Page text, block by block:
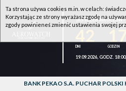
1KS ŚLĘZA WROCŁAW
19.09.2026, GODZ.
BANK PEKAO S.A. PUCHAR POLSKI
Ta strona używa cookies m.in. w celach:
Korzystając ze strony wyrażasz zgodę na
zgody powinieneś zmienić ustawienia swojej